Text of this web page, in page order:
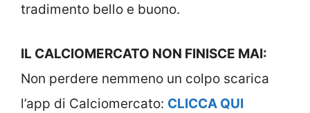
tradimento bello e buono.
IL CALCIOMERCATO NON FINISCE MAI:
Non perdere nemmeno un colpo scarica
l’app di Calciomercato: CLICCA QUI